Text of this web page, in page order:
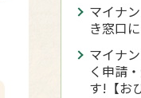
マイナ
き窓口
マイナ
く申請
す!【お